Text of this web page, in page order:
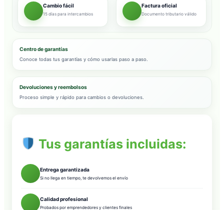
Cambio fácil
15 días para intercambios
Factura oficial
Documento tributario válido
Centro de garantías
Conoce todas tus garantías y cómo usarlas paso a paso.
Devoluciones y reembolsos
Proceso simple y rápido para cambios o devoluciones.
Tus garantías incluidas:
Entrega garantizada
Si no llega en tiempo, te devolvemos el envío
Calidad profesional
Probados por emprendedores y clientes finales